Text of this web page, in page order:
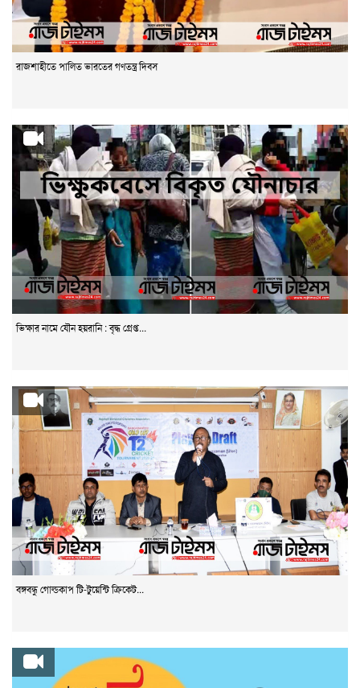
রাজশাহীতে পালিত ভারতের গণতন্ত্র দিবস
ভিক্ষার নামে যৌন হয়রানি : বৃদ্ধ গ্রেপ্ত...
বঙ্গবন্ধু গোল্ডকাপ টি-টুয়েন্টি ক্রিকেট...